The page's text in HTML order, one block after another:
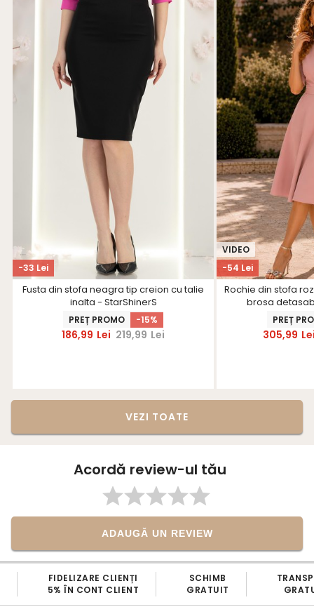
-33 Lei
Fusta din stofa neagra tip creion cu talie
inalta - StarShinerS
PREȚ PROMO -15%
186,99 Lei 219,99 Lei
-54 Lei
VIDEO
Rochie din stofa
brosa
PREȚ
305,99
VEZI TOATE
Acordă review-ul tău
ADAUGĂ UN REVIEW
FIDELIZARE CLIENȚI
5% ÎN CONT CLIENT
SCHIMB
GRATUIT